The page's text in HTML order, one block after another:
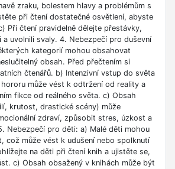
zraku, bolestem hlavy a problémům s
při čtení dostatečné osvětlení, abyste
Při čtení pravidelně dělejte přestávky,
uvolnili svaly. 4. Nebezpečí pro duševní
kategorií mohou obsahovat
obsah. Před přečtením si
čtenářů. b) Intenzivní vstup do světa
může vést k odtržení od reality a
fikce od reálného světa. c) Obsah
krutost, drastické scény) může
zdraví, způsobit stres, úzkost a
Nebezpečí pro děti: a) Malé děti mohou
což může vést k udušení nebo spolknutí
na děti při čtení knih a ujistěte se,
c) Obsah obsažený v knihách může být